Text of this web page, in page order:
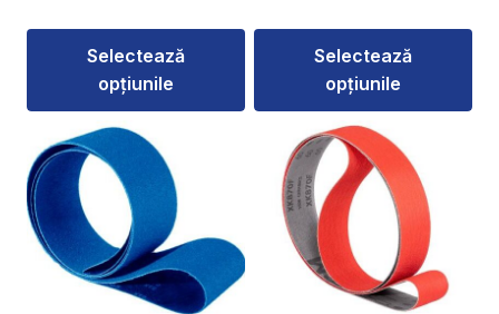
prețuri:
76,00 lei
Selectează
opțiunile
produs
are
mai
multe
variații.
Opțiunile
120,00 lei
până
Selectează
opțiunile
produs
mai
multe
variații.
Opțiunile